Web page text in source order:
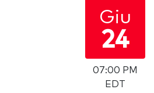
Giu
24
07:00 PM
EDT